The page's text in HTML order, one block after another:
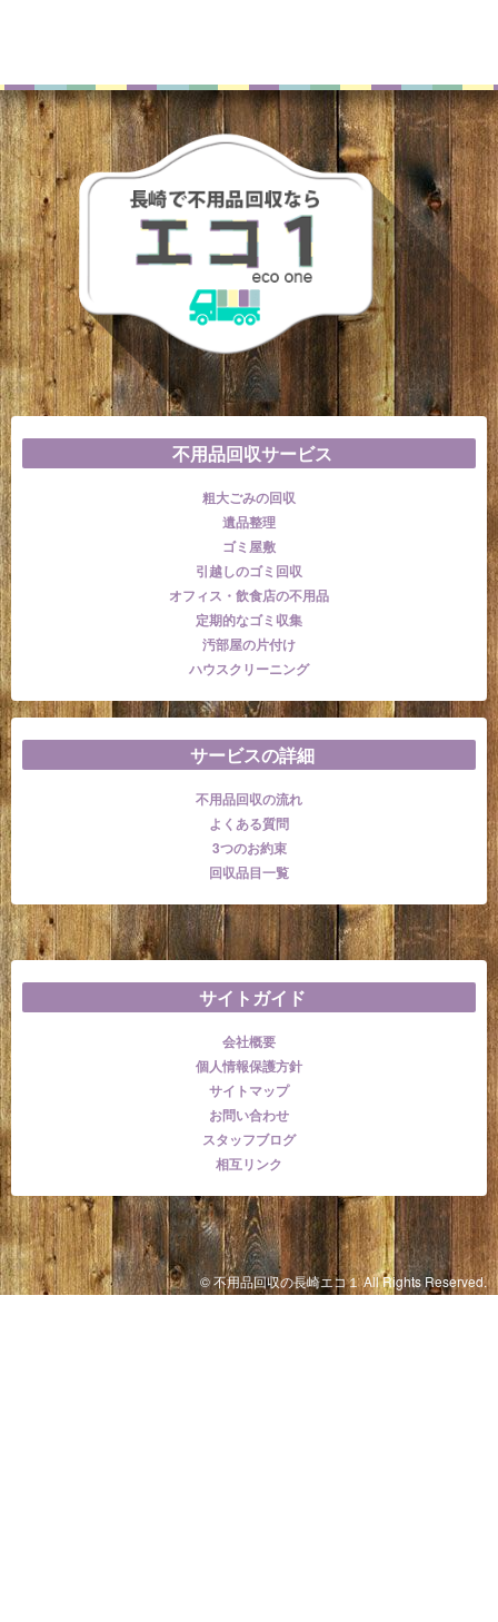
不用品回収サービス
粗大ごみの回収
遺品整理
ゴミ屋敷
引越しのゴミ回収
オフィス・飲食店の不用品
定期的なゴミ収集
汚部屋の片付け
ハウスクリーニング
サービスの詳細
不用品回収の流れ
よくある質問
3つのお約束
回収品目一覧
サイトガイド
会社概要
個人情報保護方針
サイトマップ
お問い合わせ
スタッフブログ
相互リンク
© 不用品回収の長崎エコ１ All Rights Reserved.